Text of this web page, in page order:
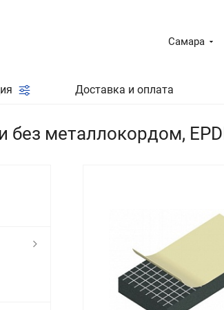
Самара
Доставка и оплата
без металлокордом,